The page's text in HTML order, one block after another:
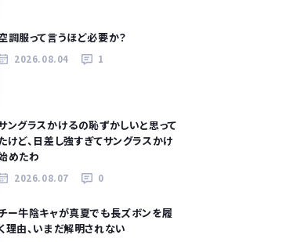
調服って言うほど必要か？
2026.08.04 1
ングラスかけるの恥ずかしいと思って
けど、日差し強すぎてサングラスかけ
めたわ
2026.08.07 0
ー牛陰キャが真夏でも長ズボンを履
理由、いまだ解明されない